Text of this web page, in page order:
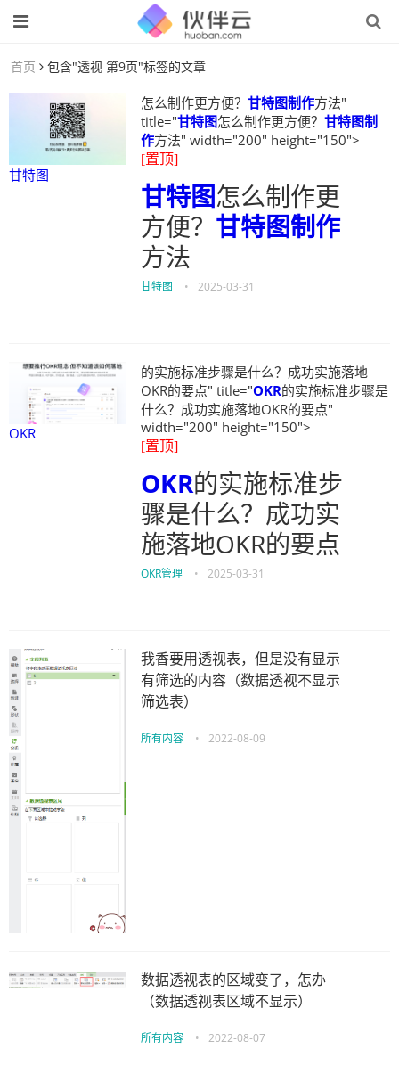
首页 包含"透视 第9页"标签的文章
甘特图
怎么制作更方便？ 甘特图制作方法"
title="甘特图怎么制作更方便？ 甘特图制
作方法" width="200" height="150">
[置顶]
甘特图怎么制作更
方便？ 甘特图制作
方法
甘特图 • 2025-03-31
OKR
的实施标准步骤是什么？成功实施落地
OKR的要点" title="OKR的实施标准步骤是
什么？成功实施落地OKR的要点"
width="200" height="150">
[置顶]
OKR的实施标准步
骤是什么？成功实
施落地OKR的要点
OKR管理 • 2025-03-31
我香要用透视表，但是没有显示
有筛选的内容（数据透视不显示
筛选表）
所有内容 • 2022-08-09
数据透视表的区域变了，怎办
（数据透视表区域不显示）
所有内容 • 2022-08-07